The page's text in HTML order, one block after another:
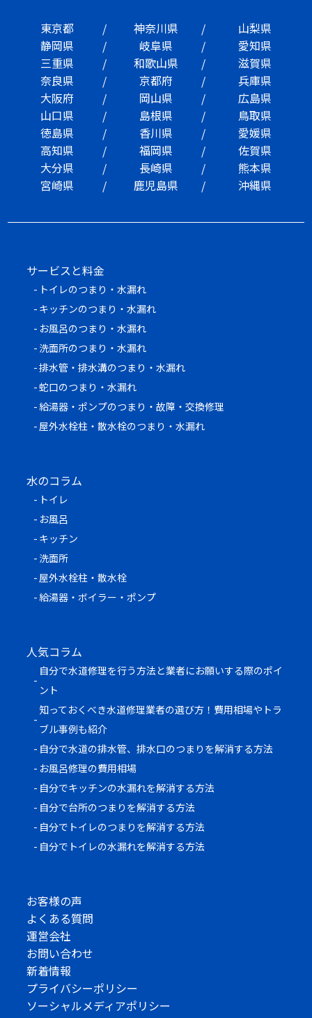
東京都
神奈川県
山梨県
静岡県
岐阜県
愛知県
三重県
和歌山県
滋賀県
奈良県
京都府
兵庫県
大阪府
岡山県
広島県
山口県
島根県
鳥取県
徳島県
香川県
愛媛県
高知県
福岡県
佐賀県
大分県
長崎県
熊本県
宮崎県
鹿児島県 沖縄県
サービスと料金
トイレのつまり・水漏れ
キッチンのつまり・水漏れ
お風呂のつまり・水漏れ
洗面所のつまり・水漏れ
排水管・排水溝のつまり・水漏れ
蛇口のつまり・水漏れ
給湯器・ポンプのつまり・故障・交換修理
屋外水栓柱・散水栓のつまり・水漏れ
水のコラム
トイレ
お風呂
キッチン
洗面所
屋外水栓柱・散水栓
給湯器・ボイラー・ポンプ
人気コラム
自分で水道修理を行う方法と業者にお願いする際のポイ
ント
知っておくべき水道修理業者の選び方！費用相場やトラ
ブル事例も紹介
自分で水道の排水管、排水口のつまりを解消する方法
お風呂修理の費用相場
自分でキッチンの水漏れを解消する方法
自分で台所のつまりを解消する方法
自分でトイレのつまりを解消する方法
自分でトイレの水漏れを解消する方法
お客様の声
よくある質問
運営会社
お問い合わせ
新着情報
プライバシーポリシー
ソーシャルメディアポリシー